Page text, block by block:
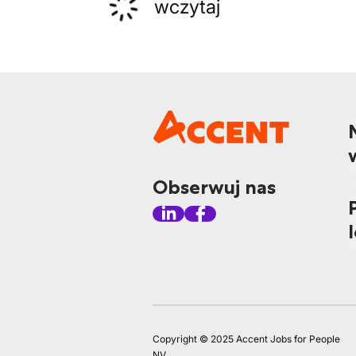
wczytaj
Obserwuj nas
Copyright © 2025 Accent Jobs for People